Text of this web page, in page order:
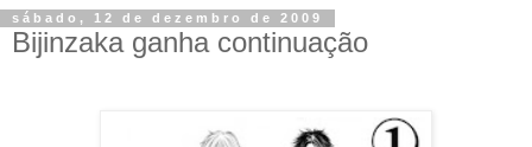
sábado, 12 de dezembro de 2009
Bijinzaka ganha continuação